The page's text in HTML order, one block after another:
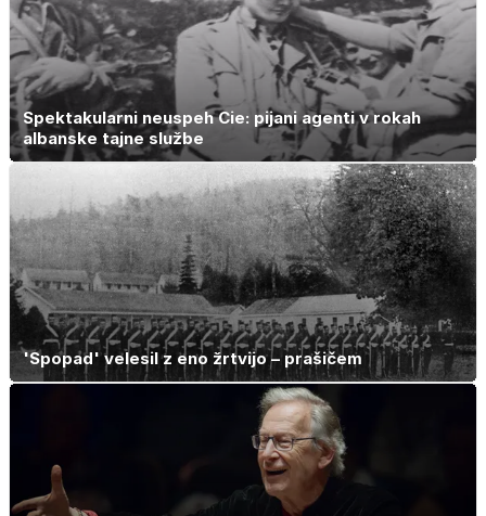
Spektakularni neuspeh Cie: pijani agenti v rokah
albanske tajne službe
'Spopad' velesil z eno žrtvijo – prašičem